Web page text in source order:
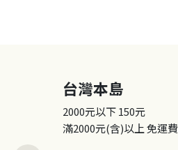
台灣本島
2000元以下150元
滿2000元(含)以上免運費